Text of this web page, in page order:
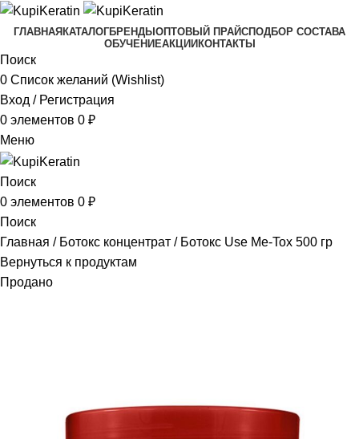
ГЛАВНАЯ КАТАЛОГБРЕНДЫ ОПТОВЫЙ ПРАЙСПОДБОР СОСТАВА
ОБУЧЕНИЕАКЦИИ КОНТАКТЫ
Поиск
0 Список желаний (Wishlist)
Вход / Регистрация
0 элементов 0 ₽
Меню
Поиск
0 элементов 0 ₽
Поиск
Главная
Ботокс концентрат
Ботокс Use Me-Tox 500 гр
Вернуться к продуктам
Продано